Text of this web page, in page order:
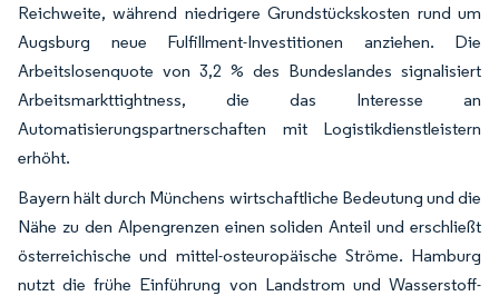
Reichweite, während niedrigere Grundstückskosten rund um
Augsburg neue Fulfillment-Investitionen anziehen. Die
Arbeitslosenquote von 3,2 % des Bundeslandes signalisiert
Arbeitsmarkttightness, die das Interesse an
Automatisierungspartnerschaften mit Logistikdienstleistern
erhöht.
Bayern hält durch Münchens wirtschaftliche Bedeutung und die
Nähe zu den Alpengrenzen einen soliden Anteil und erschließt
österreichische und mittel-osteuropäische Ströme. Hamburg
nutzt die frühe Einführung von Landstrom und Wasserstoff-